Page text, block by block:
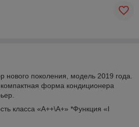
нового поколения, модель 2019 года.
форма кондиционера
класса «А++\A+» *Функция «I